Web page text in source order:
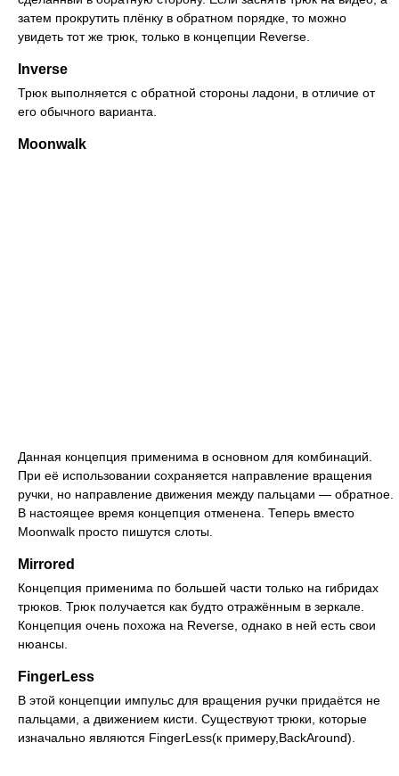
затем прокрутить плёнку в обратном порядке, то можно
увидеть тот же трюк, только в концепции Reverse.
Inverse
Трюк выполняется с обратной стороны ладони, в отличие от
его обычного варианта.
Moonwalk
Данная концепция применима в основном для комбинаций.
При её использовании сохраняется направление вращения
ручки, но направление движения между пальцами — обратное.
В настоящее время концепция отменена. Теперь вместо
Moonwalk просто пишутся слоты.
Mirrored
Концепция применима по большей части только на гибридах
трюков. Трюк получается как будто отражённым в зеркале.
Концепция очень похожа на Reverse, однако в ней есть свои
нюансы.
FingerLess
В этой концепции импульс для вращения ручки придаётся не
пальцами, а движением кисти. Существуют трюки, которые
изначально являются FingerLess(к примеру,BackAround).